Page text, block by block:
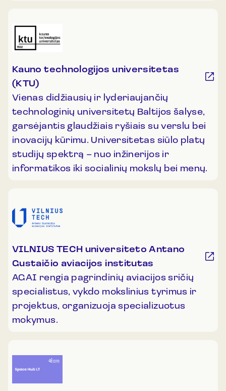
Kauno technologijos universitetas
(KTU)
Vienas didžiausių ir lyderiaujančių
technologinių universitetų Baltijos šalyse,
garsėjantis glaudžiais ryšiais su verslu bei
inovacijų kūrimu. Universitetas siūlo platų
studijų spektrą – nuo inžinerijos ir
informatikos iki socialinių mokslų bei menų.
VILNIUS TECH universiteto Antano
Gustaičio aviacijos institutas
AGAI rengia pagrindinių aviacijos sričių
specialistus, vykdo mokslinius tyrimus ir
projektus, organizuoja specializuotus
mokymus.